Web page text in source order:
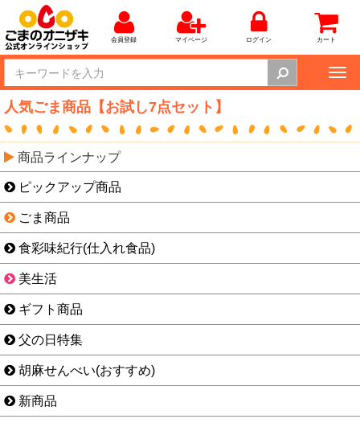
会員登録 マイページ ログイン カート
人気ごま商品【お試し7点セット】
商品ラインナップ
ピックアップ商品
ごま商品
食彩味紀行(仕入れ食品)
美生活
ギフト商品
父の日特集
胡麻せんべい(おすすめ)
新商品